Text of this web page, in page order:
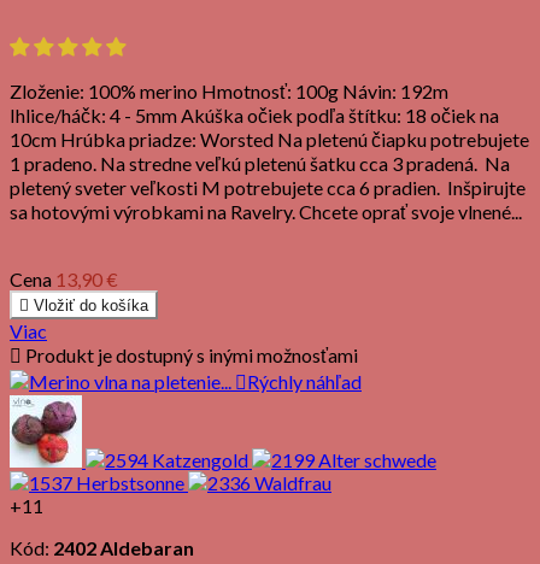
Zloženie: 100% merino Hmotnosť: 100g Návin: 192m
Ihlice/háčk: 4 - 5mm Akúška očiek podľa štítku: 18 očiek na
10cm Hrúbka priadze: Worsted Na pletenú čiapku potrebujete
1 pradeno. Na stredne veľkú pletenú šatku cca 3 pradená. Na
pletený sveter veľkosti M potrebujete cca 6 pradien. Inšpirujte
sa hotovými výrobkami na Ravelry. Chcete oprať svoje vlnené...
Cena 13,90 €
 Vložiť do košíka
Viac
 Produkt je dostupný s inými možnosťami
Rýchly náhľad
+11
Kód: 2402 Aldebaran